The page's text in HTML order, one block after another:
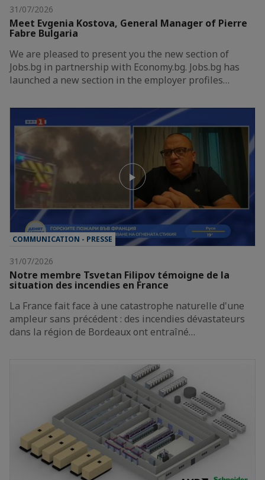
31/07/2026
Meet Evgenia Kostova, General Manager of Pierre
Fabre Bulgaria
We are pleased to present you the new section of
Jobs.bg in partnership with Economy.bg. Jobs.bg has
launched a new section in the employer profiles…
COMMUNICATION - PRESSE
31/07/2026
Notre membre Tsvetan Filipov témoigne de la
situation des incendies en France
La France fait face à une catastrophe naturelle d'une
ampleur sans précédent : des incendies dévastateurs
dans la région de Bordeaux ont entraîné…